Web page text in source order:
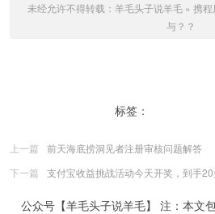
未经允许不得转载： 羊毛头子说羊毛 » 携程
与？？
标签：
上一篇
前天海底捞洞见者注册审核问题解答
下一篇
支付宝收益挑战活动今天开奖，到手
公众号【羊毛头子说羊毛】 注：本文